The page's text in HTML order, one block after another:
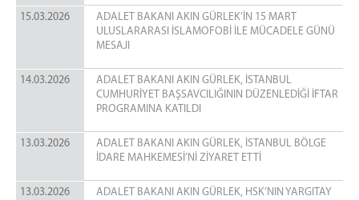
15.03.2026
ADALET BAKANI AKIN GÜRLEK’İN 15 MART
ULUSLARARASI İSLAMOFOBİ İLE MÜCADELE GÜNÜ
MESAJI
14.03.2026
ADALET BAKANI AKIN GÜRLEK, İSTANBUL
CUMHURİYET BAŞSAVCILIĞININ DÜZENLEDİĞİ İFTAR
PROGRAMINA KATILDI
13.03.2026
ADALET BAKANI AKIN GÜRLEK, İSTANBUL BÖLGE
İDARE MAHKEMESİ’Nİ ZİYARET ETTİ
13.03.2026
ADALET BAKANI AKIN GÜRLEK, HSK’NIN YARGITAY